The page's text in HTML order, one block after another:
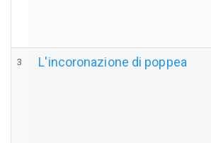
3 L'incoronazione di poppea